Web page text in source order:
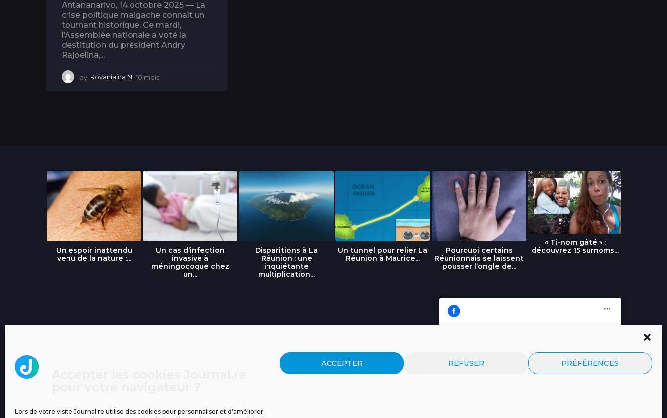
Lors de votre visite Journal.re utilise des cookies pour personnaliser et d’améliorer
ACCEPTER REFUSER PRÉFÉRENCES
Antananarivo, 14 octobre 2025 — La
crise politique malgache connaît un
tournant historique. Ce mardi,
l’Assemblée nationale a voté la
destitution du président Andry
Rajoelina,...
by Rovaniaina N. 10 mois
Un espoir inattendu
venu de la nature :...
Un cas d’infection
invasive à
méningocoque chez
un...
Disparitions à La
Réunion : une
inquiétante
multiplication...
Un tunnel pour relier La
Réunion à Maurice...
Pourquoi certains
Réunionnais se laissent
pousser l’ongle de...
« Ti-nom gâté » :
découvrez 15 surnoms...
Journal.re
Cliquez pour accepter les cookies
marketing et activer ce contenu